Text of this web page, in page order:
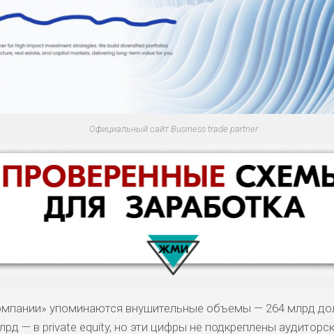
Официальный сайт Business trade partner
упоминаются внушительные объемы — 264 млрд
— в private equity, но эти цифры не подкреплены